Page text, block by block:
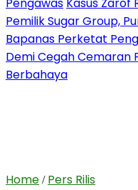
Pemilik Sugar Group,
Bapanas Perketat
Demi Cegah Cemaran
Berbahaya
Home / Pers Rilis